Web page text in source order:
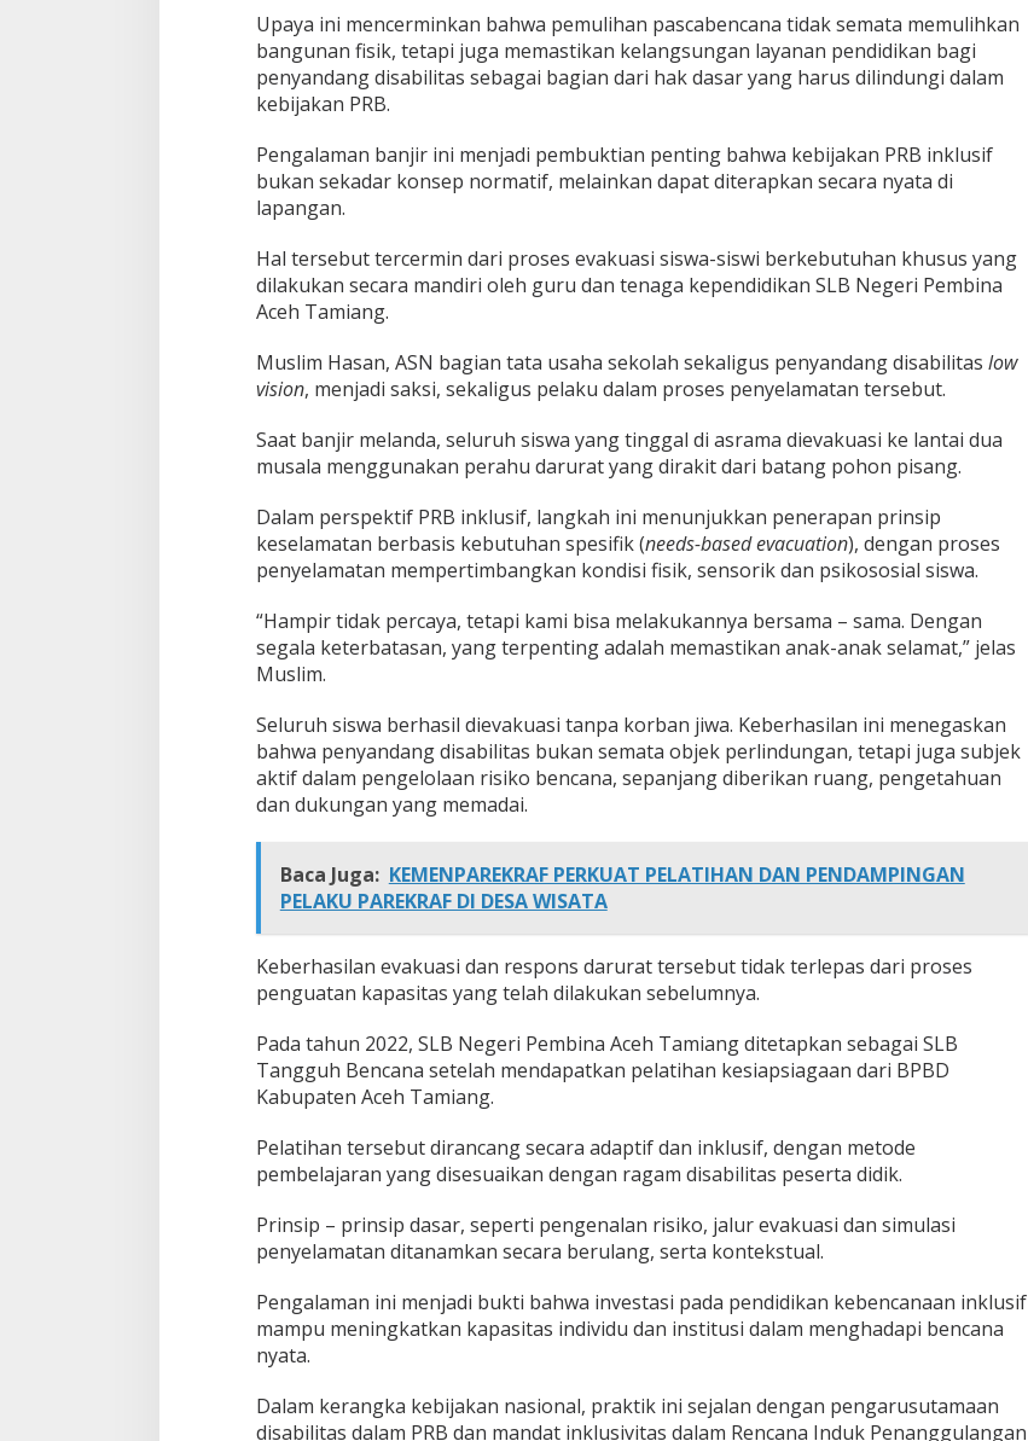
Upaya ini mencerminkan bahwa pemulihan pascabencana tidak semata memulihkan
bangunan fisik, tetapi juga memastikan kelangsungan layanan pendidikan bagi
penyandang disabilitas sebagai bagian dari hak dasar yang harus dilindungi dalam
kebijakan PRB.
Pengalaman banjir ini menjadi pembuktian penting bahwa kebijakan PRB inklusif
bukan sekadar konsep normatif, melainkan dapat diterapkan secara nyata di
lapangan.
Hal tersebut tercermin dari proses evakuasi siswa-siswi berkebutuhan khusus yang
dilakukan secara mandiri oleh guru dan tenaga kependidikan SLB Negeri Pembina
Aceh Tamiang.
Muslim Hasan, ASN bagian tata usaha sekolah sekaligus penyandang disabilitas low
vision, menjadi saksi, sekaligus pelaku dalam proses penyelamatan tersebut.
Saat banjir melanda, seluruh siswa yang tinggal di asrama dievakuasi ke lantai dua
musala menggunakan perahu darurat yang dirakit dari batang pohon pisang.
Dalam perspektif PRB inklusif, langkah ini menunjukkan penerapan prinsip
keselamatan berbasis kebutuhan spesifik (needs-based evacuation), dengan proses
penyelamatan mempertimbangkan kondisi fisik, sensorik dan psikososial siswa.
“Hampir tidak percaya, tetapi kami bisa melakukannya bersama – sama. Dengan
segala keterbatasan, yang terpenting adalah memastikan anak-anak selamat,” jelas
Muslim.
Seluruh siswa berhasil dievakuasi tanpa korban jiwa. Keberhasilan ini menegaskan
bahwa penyandang disabilitas bukan semata objek perlindungan, tetapi juga subjek
aktif dalam pengelolaan risiko bencana, sepanjang diberikan ruang, pengetahuan
dan dukungan yang memadai.
Baca Juga: KEMENPAREKRAF PERKUAT PELATIHAN DAN PENDAMPINGAN
PELAKU PAREKRAF DI DESA WISATA
Keberhasilan evakuasi dan respons darurat tersebut tidak terlepas dari proses
penguatan kapasitas yang telah dilakukan sebelumnya.
Pada tahun 2022, SLB Negeri Pembina Aceh Tamiang ditetapkan sebagai SLB
Tangguh Bencana setelah mendapatkan pelatihan kesiapsiagaan dari BPBD
Kabupaten Aceh Tamiang.
Pelatihan tersebut dirancang secara adaptif dan inklusif, dengan metode
pembelajaran yang disesuaikan dengan ragam disabilitas peserta didik.
Prinsip – prinsip dasar, seperti pengenalan risiko, jalur evakuasi dan simulasi
penyelamatan ditanamkan secara berulang, serta kontekstual.
Pengalaman ini menjadi bukti bahwa investasi pada pendidikan kebencanaan inklusif
mampu meningkatkan kapasitas individu dan institusi dalam menghadapi bencana
nyata.
Dalam kerangka kebijakan nasional, praktik ini sejalan dengan pengarusutamaan
disabilitas dalam PRB dan mandat inklusivitas dalam Rencana Induk Penanggulangan